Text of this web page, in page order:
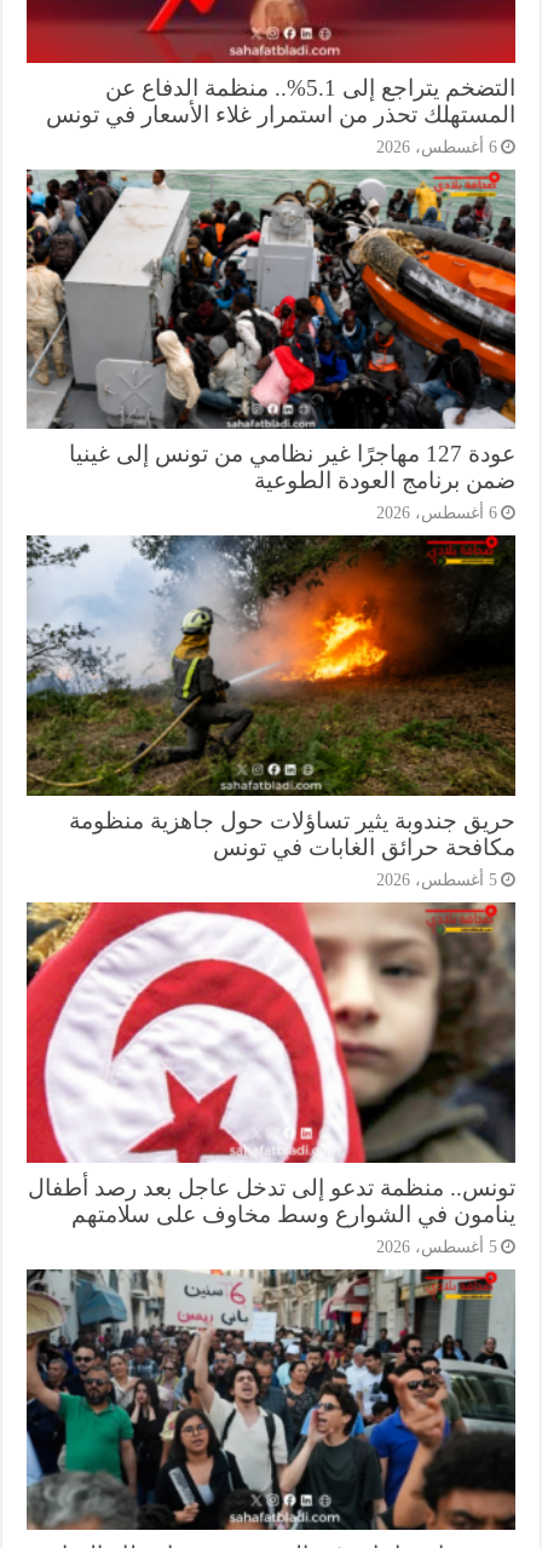
التضخم يتراجع إلى 5.1%.. منظمة الدفاع عن
تحذر من استمرار غلاء الأسعار في تونس
عودة 127 مهاجرًا غير نظامي من تونس إلى غينيا
برنامج العودة الطوعية
جندوبة يثير تساؤلات حول جاهزية منظومة
حرائق الغابات في تونس
منظمة تدعو إلى تدخل عاجل بعد رصد أطفال
في الشوارع وسط مخاوف على سلامتهم